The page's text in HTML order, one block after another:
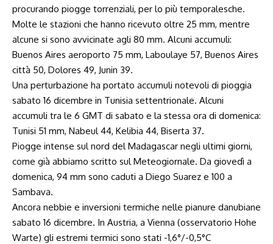
procurando piogge torrenziali, per lo più temporalesche.
Molte le stazioni che hanno ricevuto oltre 25 mm, mentre
alcune si sono avvicinate agli 80 mm. Alcuni accumuli:
Buenos Aires aeroporto 75 mm, Laboulaye 57, Buenos Aires
città 50, Dolores 49, Junin 39.
Una perturbazione ha portato accumuli notevoli di pioggia
sabato 16 dicembre in Tunisia settentrionale. Alcuni
accumuli tra le 6 GMT di sabato e la stessa ora di domenica:
Tunisi 51 mm, Nabeul 44, Kelibia 44, Biserta 37.
Piogge intense sul nord del Madagascar negli ultimi giorni,
come già abbiamo scritto sul Meteogiornale. Da giovedì a
domenica, 94 mm sono caduti a Diego Suarez e 100 a
Sambava.
Ancora nebbie e inversioni termiche nelle pianure danubiane
sabato 16 dicembre. In Austria, a Vienna (osservatorio Hohe
Warte) gli estremi termici sono stati -1,6°/-0,5°C